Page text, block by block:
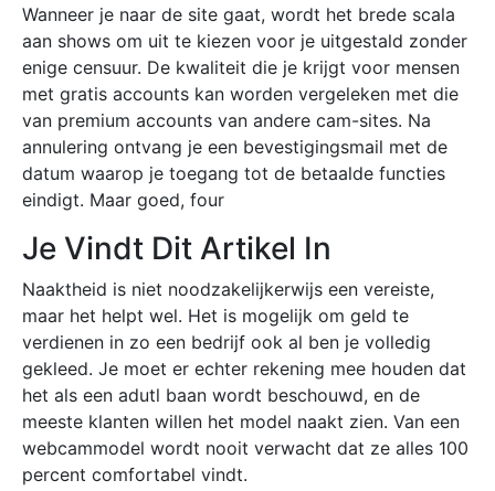
Wanneer je naar de site gaat, wordt het brede scala
aan shows om uit te kiezen voor je uitgestald zonder
enige censuur. De kwaliteit die je krijgt voor mensen
met gratis accounts kan worden vergeleken met die
van premium accounts van andere cam-sites. Na
annulering ontvang je een bevestigingsmail met de
datum waarop je toegang tot de betaalde functies
eindigt. Maar goed, four
Je Vindt Dit Artikel In
Naaktheid is niet noodzakelijkerwijs een vereiste,
maar het helpt wel. Het is mogelijk om geld te
verdienen in zo een bedrijf ook al ben je volledig
gekleed. Je moet er echter rekening mee houden dat
het als een adutl baan wordt beschouwd, en de
meeste klanten willen het model naakt zien. Van een
webcammodel wordt nooit verwacht dat ze alles 100
percent comfortabel vindt.